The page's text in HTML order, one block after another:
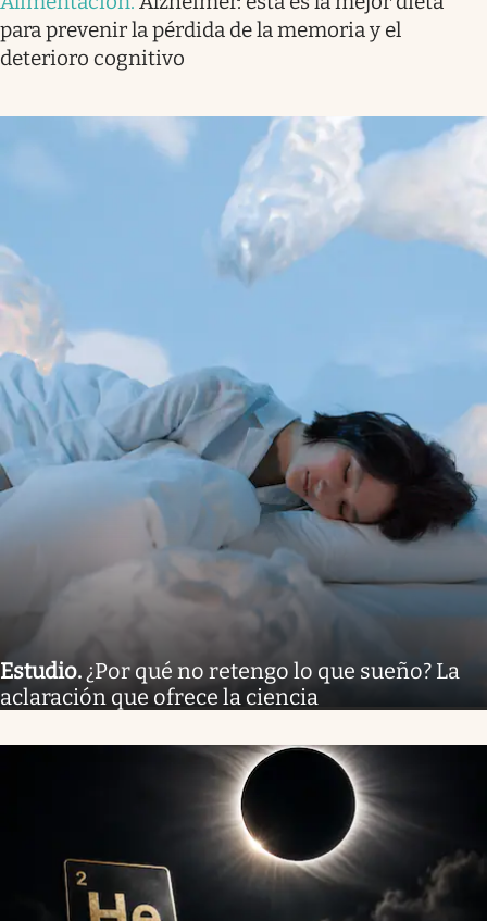
para prevenir la pérdida de la memoria y el
deterioro cognitivo
Estudio. ¿Por qué no retengo lo que sueño? La
aclaración que ofrece la ciencia